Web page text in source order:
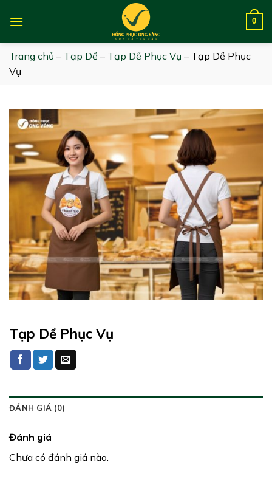
0
Trang chủ – Tạp Dề – Tạp Dề Phục Vụ – Tạp Dề Phục
Vụ
Tạp Dề Phục Vụ
ĐÁNH GIÁ (0)
Đánh giá
Chưa có đánh giá nào.